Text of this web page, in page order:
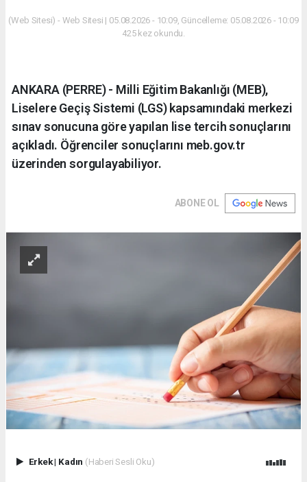
(Web Sitesi) - Web Sitesi | 05.08.2026 - 10:09, Güncelleme: 05.08.2026 - 10:09
425 kez okundu.
ANKARA (PERRE) - Milli Eğitim Bakanlığı (MEB),
Liselere Geçiş Sistemi (LGS) kapsamındaki merkezi
sınav sonucuna göre yapılan lise tercih sonuçlarını
açıkladı. Öğrenciler sonuçlarını meb.gov.tr
üzerinden sorgulayabiliyor.
ABONE OL
Erkek| Kadın (Haberi Sesli Oku)